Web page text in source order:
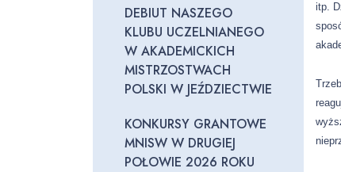
DEBIUT NASZEGO
KLUBU UCZELNIANEGO
W AKADEMICKICH
MISTRZOSTWACH
POLSKI W JEŹDZIECTWIE
KONKURSY GRANTOWE
MNISW W DRUGIEJ
POŁOWIE 2026 ROKU
itp.